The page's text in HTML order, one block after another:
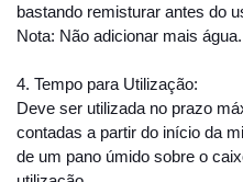
bastando remisturar antes do
Nota: Não adicionar mais água.
4. Tempo para Utilização:
Deve ser utilizada no prazo
contadas a partir do início da
de um pano úmido sobre o